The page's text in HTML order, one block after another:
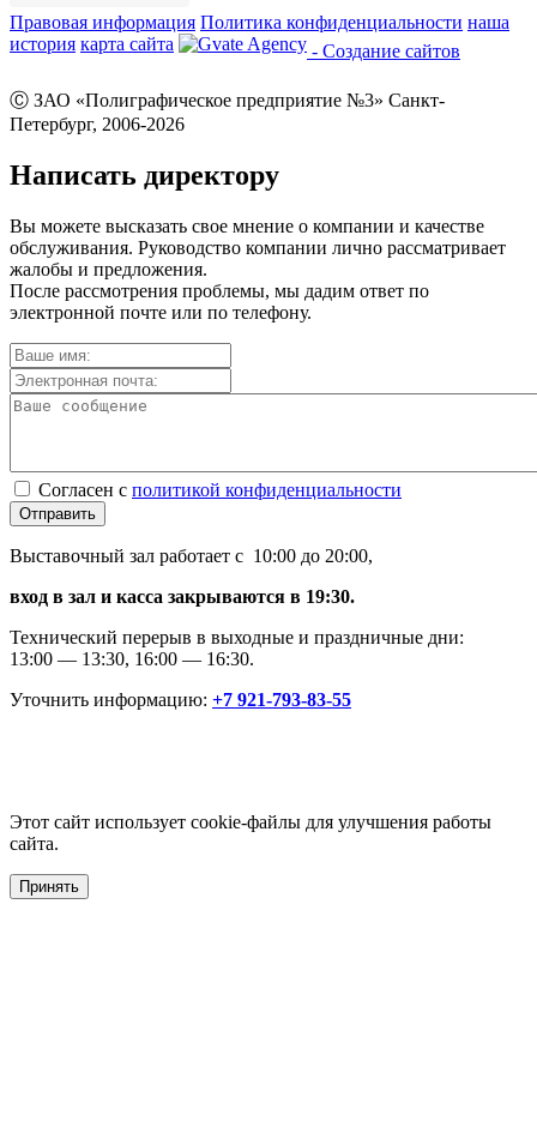
Правовая информация Политика конфиденциальности наша
история карта сайта - Создание сайтов
Ⓒ ЗАО «Полиграфическое предприятие №3» Санкт-
Петербург, 2006-2026
Написать директору
Вы можете высказать свое мнение о компании и качестве
обслуживания. Руководство компании лично рассматривает
жалобы и предложения.
После рассмотрения проблемы, мы дадим ответ по
электронной почте или по телефону.
Согласен с политикой конфиденциальности
Отправить
Выставочный зал работает с 10:00 до 20:00,
вход в зал и касса закрываются в 19:30.
Технический перерыв в выходные и праздничные дни:
13:00 — 13:30, 16:00 — 16:30.
Уточнить информацию: +7 921-793-83-55
Этот сайт использует cookie-файлы для улучшения работы
сайта.
Принять